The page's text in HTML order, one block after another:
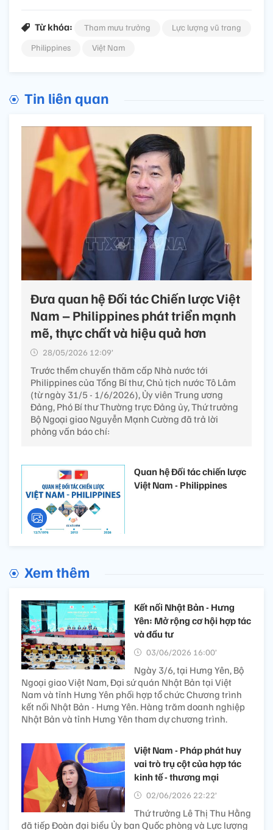
Từ khóa: Tham mưu trưởng
Lực lượng vũ trang
Philippines
Việt Nam
Tin liên quan
Đưa quan hệ Đối tác Chiến lược Việt
Nam – Philippines phát triển mạnh
mẽ, thực chất và hiệu quả hơn
28/05/2026 12:09’
Trước thềm chuyến thăm cấp Nhà nước tới
Philippines của Tổng Bí thư, Chủ tịch nước Tô Lâm
(từ ngày 31/5 - 1/6/2026), Ủy viên Trung ương
Đảng, Phó Bí thư Thường trực Đảng ủy, Thứ trưởng
Bộ Ngoại giao Nguyễn Mạnh Cường đã trả lời
phỏng vấn báo chí:
Quan hệ Đối tác chiến lược
Việt Nam - Philippines
Xem thêm
Kết nối Nhật Bản - Hưng
Yên: Mở rộng cơ hội hợp tác
và đầu tư
03/06/2026 16:00’
Ngày 3/6, tại Hưng Yên, Bộ
Ngoại giao Việt Nam, Đại sứ quán Nhật Bản tại Việt
Nam và tỉnh Hưng Yên phối hợp tổ chức Chương trình
kết nối Nhật Bản - Hưng Yên. Hàng trăm doanh nghiệp
Nhật Bản và tỉnh Hưng Yên tham dự chương trình.
Việt Nam - Pháp phát huy
vai trò trụ cột của hợp tác
kinh tế - thương mại
02/06/2026 22:22’
Thứ trưởng Lê Thị Thu Hằng
đã tiếp Đoàn đại biểu Ủy ban Quốc phòng và Lực lượng